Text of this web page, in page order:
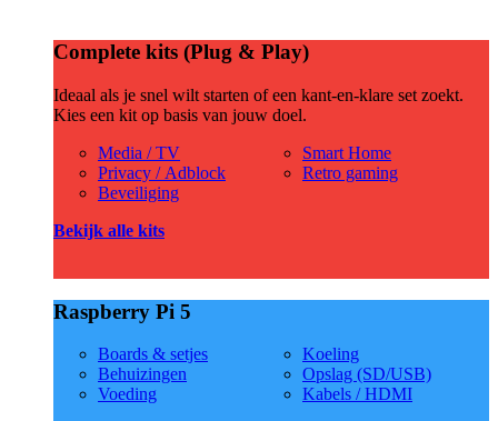
Complete kits (Plug & Play)
Ideaal als je snel wilt starten of een kant-en-klare set zoekt.
Kies een kit op basis van jouw doel.
Media / TV
Privacy / Adblock
Beveiliging
Smart Home
Retro gaming
Bekijk alle kits
Raspberry Pi 5
Boards & setjes
Behuizingen
Voeding
Koeling
Opslag (SD/USB)
Kabels / HDMI